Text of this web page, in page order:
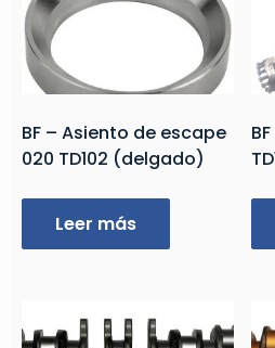
BF – Asiento de escape
020 TD102 (delgado)
Leer más